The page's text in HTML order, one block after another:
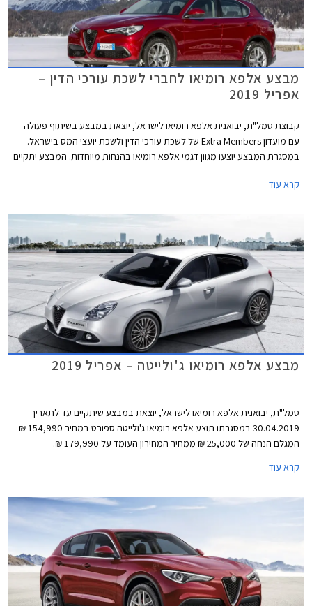
מבצע אלפא רומיאו לחברי לשכת עורכי הדין –
אפריל 2019
קבוצת סמל"ת, יבואנית אלפא רומיאו לישראל, יוצאת במבצע בשיתוף פעולה
עם מועדון Extra Members של לשכת עורכי הדין ולשכת יועצי המס בישראל.
במסגרת המבצע יוצעו מגוון דגמי אלפא רומיאו בהנחות מיוחדות. המבצע יתקיים
בישראל.
קרא עוד
מבצע אלפא רומיאו ג'ולייטה – אפריל 2019
סמל"ת, יבואנית אלפא רומיאו לישראל, יוצאת במבצע שיתקיים עד לתאריך
30.04.2019 במסגרתו תוצע אלפא רומיאו ג'ולייטה ספורט במחיר 154,990 ₪
המגלם הנחה של 25,000 ₪ ממחיר המחירון העומד על 179,990 ₪.
קרא עוד